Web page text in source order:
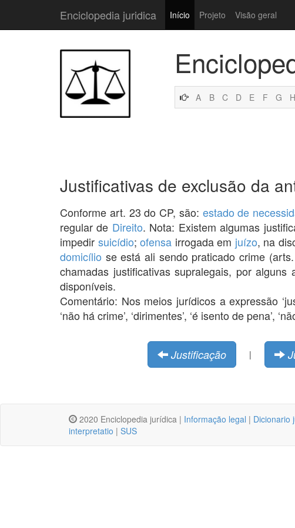
Enciclopedia juridica Início Projeto Visão geral
A B C D E F G H
Justificativas de exclusão da
Conforme art. 23 do CP, são: estado de
regular de Direito. Nota: Existem algumas
impedir suicídio;ofensa irrogada em juízo, na
domicílio se está ali sendo praticado crime
chamadas justificativas supralegais, por
disponíveis.
Comentário: Nos meios jurídicos a expressão
‘não há crime’, ‘dirimentes’, ‘é isento de pena’,
Justificação |
2020 Enciclopedia jurídica | Informação legal | Dicionario
interpretatio | SUS